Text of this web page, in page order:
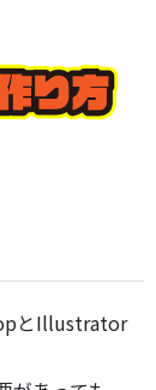
とIllustrator